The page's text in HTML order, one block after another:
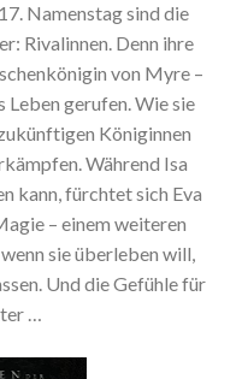
Namenstag sind die
Rivalinnen. Denn ihre
von Myre –
Leben gerufen. Wie sie
Königinnen
Während Isa
kann, fürchtet sich Eva
– einem weiteren
sie überleben will,
Und die Gefühle für
…